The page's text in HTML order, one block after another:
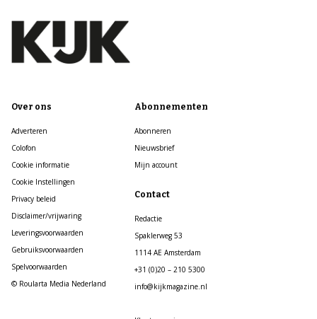
Over ons
Adverteren
Colofon
Cookie informatie
Cookie Instellingen
Privacy beleid
Disclaimer/vrijwaring
Leveringsvoorwaarden
Gebruiksvoorwaarden
Spelvoorwaarden
© Roularta Media Nederland
Abonnementen
Abonneren
Nieuwsbrief
Mijn account
Contact
Redactie
Spaklerweg 53
1114 AE Amsterdam
+31 (0)20 – 210 5300
info@kijkmagazine.nl